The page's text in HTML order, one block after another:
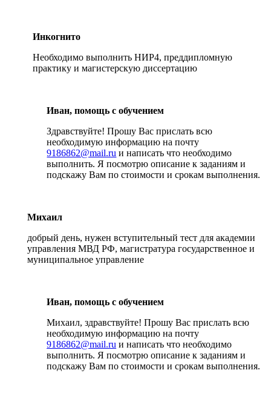
Инкогнито
Необходимо выполнить НИР4, преддипломную
практику и магистерскую диссертацию
Иван, помощь с обучением
Здравствуйте! Прошу Вас прислать всю
необходимую информацию на почту
9186862@mail.ru и написать что необходимо
выполнить. Я посмотрю описание к заданиям и
подскажу Вам по стоимости и срокам выполнения.
Михаил
добрый день, нужен вступительный тест для академии
управления МВД РФ, магистратура государственное и
муниципальное управление
Иван, помощь с обучением
Михаил, здравствуйте! Прошу Вас прислать всю
необходимую информацию на почту
9186862@mail.ru и написать что необходимо
выполнить. Я посмотрю описание к заданиям и
подскажу Вам по стоимости и срокам выполнения.